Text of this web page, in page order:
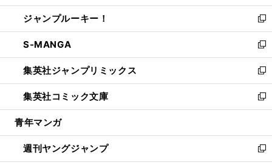
開
く
ウ
で
開
く
ン
ド
ウ
で
開
く
ウ
ィ
ン
ド
ウ
で
開
く
し
い
ウ
ィ
ン
ド
ウ
で
開
ジャンプルーキー！
新
し
い
ウ
ィ
ン
ド
ウ
開
く
S-MANGA
新
し
い
ウ
ィ
ン
ウ
で
開
集英社ジャンプリミックス
新
し
い
ウ
ン
ド
ウ
集英社コミック文庫
新
し
ウ
ィ
ン
青年マンガ
週刊ヤングジャンプ
新
し